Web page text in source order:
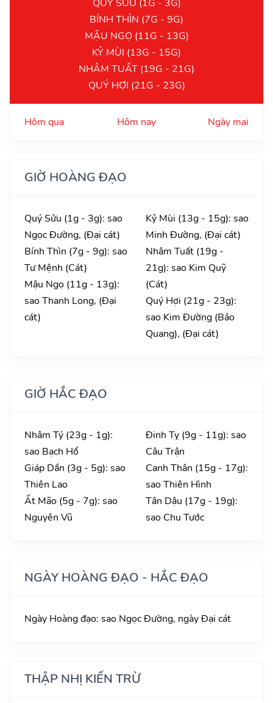
QUÝ SỬU (1G - 3G)
BÍNH THÌN (7G - 9G)
MẬU NGỌ (11G - 13G)
KỶ MÙI (13G - 15G)
NHÂM TUẤT (19G - 21G)
QUÝ HỢI (21G - 23G)
Hôm qua Hôm nay Ngày mai
GIỜ HOÀNG ĐẠO
Quý Sửu (1g - 3g): sao
Ngọc Đường, (Đại cát)
Bính Thìn (7g - 9g): sao
Tư Mệnh (Cát)
Mậu Ngọ (11g - 13g):
sao Thanh Long, (Đại
cát)
Kỷ Mùi (13g - 15g): sao
Minh Đường, (Đại cát)
Nhâm Tuất (19g -
21g): sao Kim Quỹ
(Cát)
Quý Hợi (21g - 23g):
sao Kim Đường (Bảo
Quang), (Đại cát)
GIỜ HẮC ĐẠO
Nhâm Tý (23g - 1g):
sao Bạch Hổ
Giáp Dần (3g - 5g): sao
Thiên Lao
Ất Mão (5g - 7g): sao
Nguyên Vũ
Đinh Tỵ (9g - 11g): sao
Câu Trận
Canh Thân (15g - 17g):
sao Thiên Hình
Tân Dậu (17g - 19g):
sao Chu Tước
NGÀY HOÀNG ĐẠO - HẮC ĐẠO
Ngày Hoàng đạo: sao Ngọc Đường, ngày Đại cát
THẬP NHỊ KIẾN TRỪ